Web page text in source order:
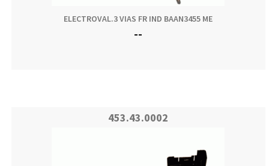
ELECTROVAL.3 VIAS FR IND BAAN3455 ME
--
453.43.0002